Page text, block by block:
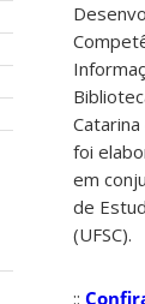
Catarina
foi
em
de
(UFSC).
::